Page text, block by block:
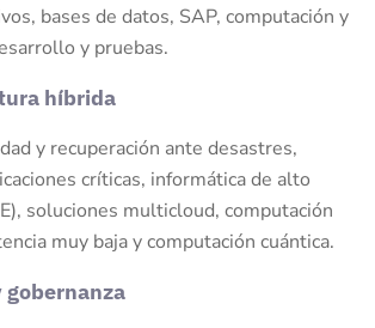
bases de datos, SAP, computación y
y pruebas.
híbrida
y recuperación ante desastres,
críticas, informática de alto
soluciones multicloud, computación
muy baja y computación cuántica.
gobernanza